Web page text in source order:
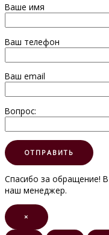
Ваше имя
Ваш телефон
Ваш email
Вопрос:
Спасибо за обращение!
наш менеджер.
×